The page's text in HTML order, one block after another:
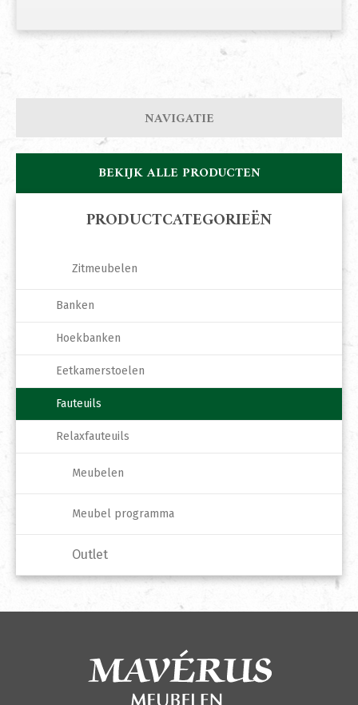
NAVIGATIE
BEKIJK ALLE PRODUCTEN
PRODUCTCATEGORIEËN
Zitmeubelen
Banken
Hoekbanken
Eetkamerstoelen
Fauteuils
Relaxfauteuils
Meubelen
Meubel programma
Outlet